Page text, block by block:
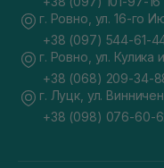
г. Ровно, ул. 16-го
+38 (097) 544-61-
г. Ровно, ул.
+38 (068) 209-34-
г. Луцк, ул.
+38 (098) 076-60-